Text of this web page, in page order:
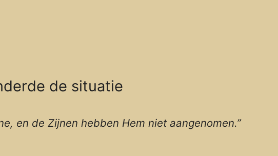
de situatie
en de Zijnen hebben Hem niet aangenomen.”